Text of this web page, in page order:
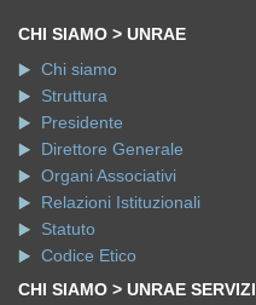
CHI SIAMO > UNRAE
Chi siamo
Struttura
Presidente
Direttore Generale
Organi Associativi
Relazioni Istituzionali
Statuto
Codice Etico
CHI SIAMO > UNRAE SERVIZI